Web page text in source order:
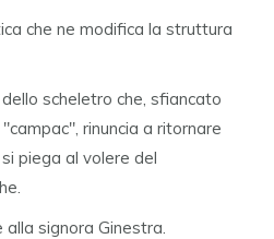
che ne modifica la struttura
scheletro che, sfiancato
rinuncia a ritornare
piega al volere del
alla signora Ginestra.